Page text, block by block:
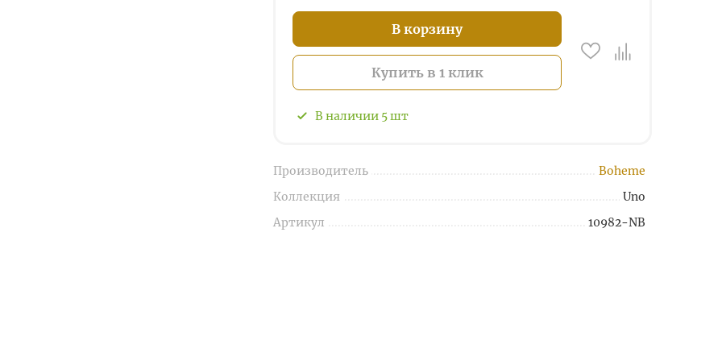
В корзину
Купить в 1 клик
В наличии 5шт
Производитель
Boheme
Коллекция
Uno
Артикул
10982-NB